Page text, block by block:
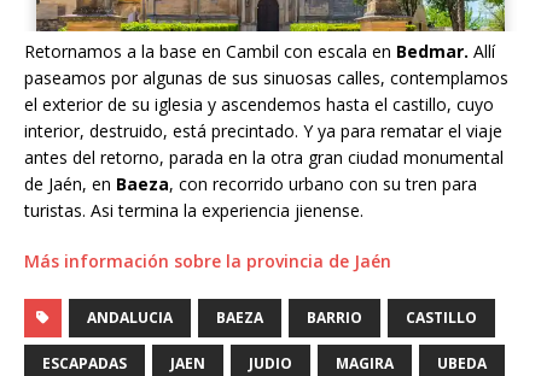
Retornamos a la base en Cambil con escala en Bedmar. Allí
paseamos por algunas de sus sinuosas calles, contemplamos
el exterior de su iglesia y ascendemos hasta el castillo, cuyo
interior, destruido, está precintado. Y ya para rematar el viaje
antes del retorno, parada en la otra gran ciudad monumental
de Jaén, en Baeza, con recorrido urbano con su tren para
turistas. Asi termina la experiencia jienense.
Más información sobre la provincia de Jaén
ANDALUCIA BAEZA BARRIO CASTILLO
ESCAPADAS JAEN JUDIO MAGIRA UBEDA